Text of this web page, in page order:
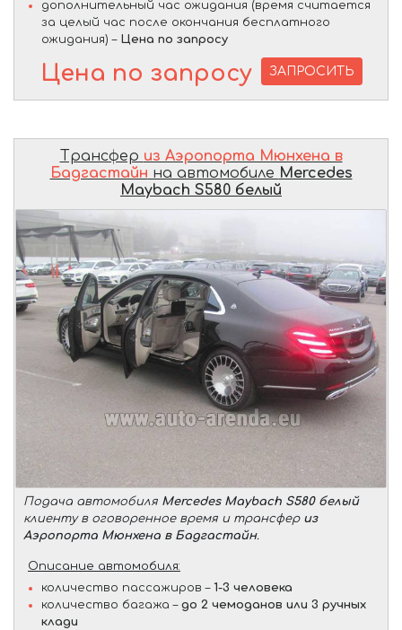
дополнительный час ожидания (время считается
за целый час после окончания бесплатного
ожидания) – Цена по запросу
Цена по запросу ЗАПРОСИТЬ
Трансфер из Аэропорта Мюнхена в
Бадгастайн на автомобиле Mercedes
Maybach S580 белый
Подача автомобиля Mercedes Maybach S580 белый
клиенту в оговоренное время и трансфер из
Аэропорта Мюнхена в Бадгастайн.
Описание автомобиля:
количество пассажиров – 1-3 человека
количество багажа – до 2 чемоданов или 3 ручных
клади